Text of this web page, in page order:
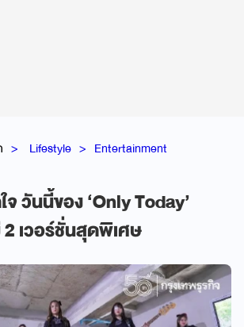
Lifestyle Entertainment
จ วันนี้ของ ‘Only Today’
เวอร์ชั่นสุดพิเศษ